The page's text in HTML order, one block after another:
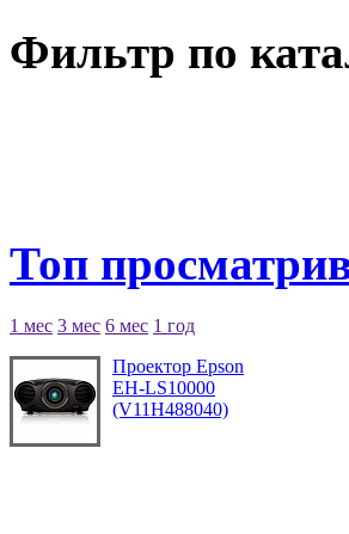
Фильтр по
Топ
1 мес 3 мес 6 мес 1 год
Проектор Epson
EH-LS10000
(V11H488040)